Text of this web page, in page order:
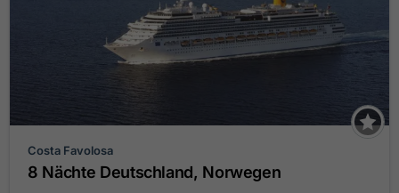
Costa Favolosa
8 Nächte Deutschland, Norwegen